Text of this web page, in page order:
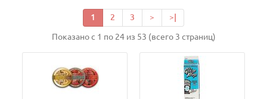
1 2 3 > >|
Показано с 1 по 24 из 53 (всего 3 страниц)